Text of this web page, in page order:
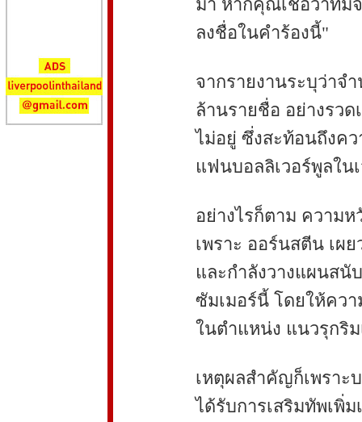
มา หากคุณเชื่อว่าทีม
ลงชื่อในคำร้องนี้"
จากรายงานระบุว่าจ
ล้านรายชื่อ อย่างรว
ไม่อยู่ ซึ่งสะท้อนถึงค
แฟนบอลลิเวอร์พูลใน
อย่างไรก็ตาม ความ
เพราะ ออร์นสตีน เผ
และกำลังวางแผนสนั
ซัมเมอร์นี้ โดยให้คว
ในตำแหน่ง แนวรุกริ
เหตุผลสำคัญก็เพราะ
ได้รับการเสริมทัพเพิ่